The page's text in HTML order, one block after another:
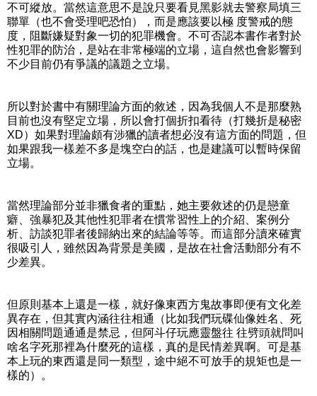
不可縱放。當然這意思不是說只要看見黑影就去警察局填三
聯單（也不會受理吧恐怕），而是應該要以極 度警戒的態
度，阻斷嫌疑對象一切的犯罪機會。不可否認本書作者對於
性犯罪的防治，是站在非常極端的立場，這自然也會影響到
不少目前仍有爭議的議題之立場。
所以對於書中有關理論方面的敘述，因為我個人不是那麼熟
目前也沒有堅定立場，所以會打個折扣看待（打幾折是秘密
XD）如果對理論頗有涉獵的讀者想必沒有這方面的問題，但
如果跟我一樣差不多是塊空白的話，也是建議可以暫時保留
立場。
當然理論部分並非獵食者的重點，她主要敘述的仍是戀童
癖、強暴犯及其他性犯罪者在慣常習性上的介紹、案例分
析、訪談犯罪者後歸納出來的結論等等。而這部分讀來確實
很吸引人，雖然因為背景是美國，是故在社會活動部分有不
少差異。
但原則基本上還是一樣，就好像東西方鬼故事即便有文化差
異存在，但其實內涵往往相通（比如我們玩碟仙像姓名、死
因相關問題通通是禁忌，但阿斗仔玩應靈盤往 往劈頭就問叫
啥名字死那裡為什麼死的這樣，真的是民情差異啊。可是基
本上玩的東西還是同一類型，途中絕不可放手的規矩也是一
樣的）。